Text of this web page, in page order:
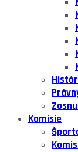
Komisie